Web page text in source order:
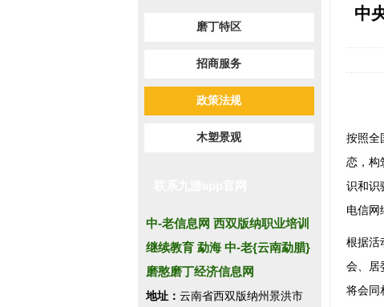
磨丁特区
招商服务
政策法规
木塑景观
中-老信息网 西双版纳职业培训
继续教育 勐海 中-老{云南勐腊}
磨憨磨丁经济信息网
地址： 云南省西双版纳州景洪市
中
按照全
恋，构
识和识
电信网
根据活
会、居
将会同